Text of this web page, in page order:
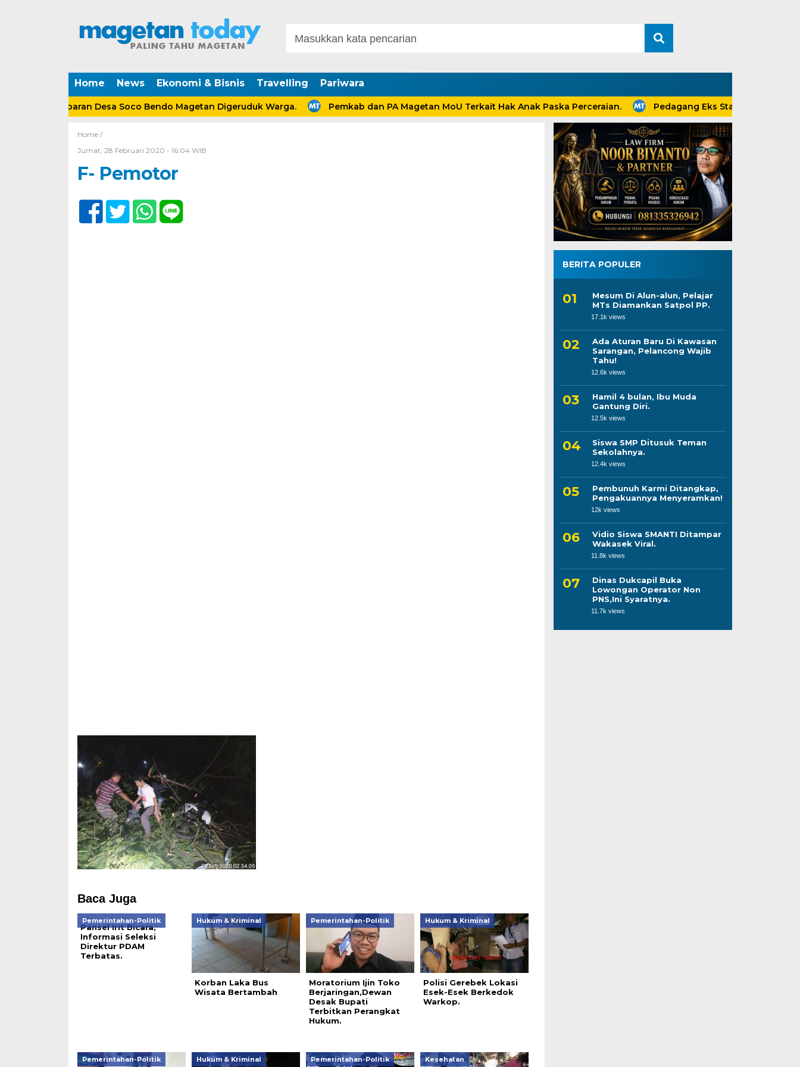
Home News Ekonomi & Bisnis Travelling Pariwara
Lebaran Desa Soco Bendo Magetan Digeruduk Warga. Pemkab dan PA Magetan MoU Terkait Hak Anak Paska Perceraian. Pedagang Eks Stadion Yosonegoro
Home /
Jumat, 28 Februari 2020 - 16:04 WIB
F- Pemotor
Baca Juga
Pemerintahan-Politik
Pansel Irit Bicara,
Informasi Seleksi
Direktur PDAM
Terbatas.
Hukum & Kriminal
Korban Laka Bus
Wisata Bertambah
Pemerintahan-Politik
Moratorium Ijin Toko
Berjaringan,Dewan
Desak Bupati
Terbitkan Perangkat
Hukum.
Hukum & Kriminal
Polisi Gerebek Lokasi
Esek-Esek Berkedok
Warkop.
Pemerintahan-Politik Hukum & Kriminal Pemerintahan-Politik Kesehatan
BERITA POPULER
Mesum Di Alun-alun, Pelajar
MTs Diamankan Satpol PP.
17.1k views
Ada Aturan Baru Di Kawasan
Sarangan, Pelancong Wajib
Tahu!
12.6k views
Hamil 4 bulan, Ibu Muda
Gantung Diri.
12.5k views
Siswa SMP Ditusuk Teman
Sekolahnya.
12.4k views
Pembunuh Karmi Ditangkap,
Pengakuannya Menyeramkan!
12k views
Vidio Siswa SMANTI Ditampar
Wakasek Viral.
11.8k views
Dinas Dukcapil Buka
Lowongan Operator Non
PNS,Ini Syaratnya.
11.7k views